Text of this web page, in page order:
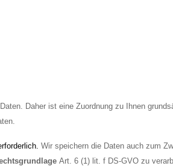
Daher ist eine Zuordnung zu Ihnen
Wir speichern die Daten auch zum
Art. 6 (1) lit. f DS-GVO zu